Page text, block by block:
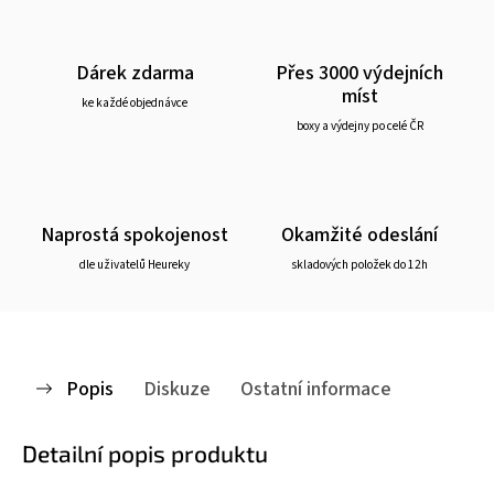
Dárek zdarma
ke každé objednávce
Přes 3000 výdejních
míst
boxy a výdejny po celé ČR
Naprostá spokojenost
dle uživatelů Heureky
Okamžité odeslání
skladových položek do 12h
Popis Diskuze Ostatní informace
Detailní popis produktu